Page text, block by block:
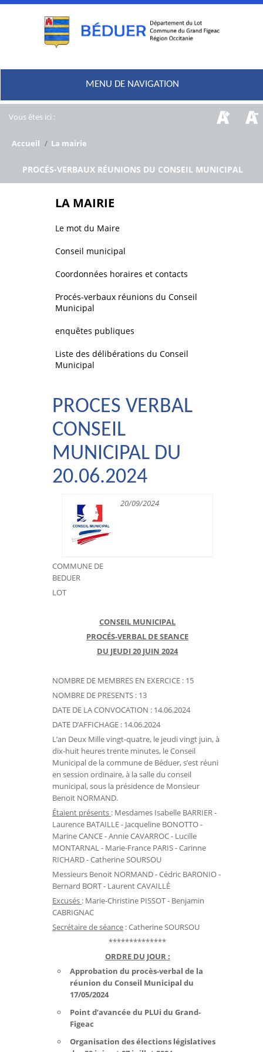
MENU DE NAVIGATION
Vous êtes ici :
Accueil / La mairie
PROCÉS-VERBAUX RÉUNIONS DU CONSEIL MUNICIPAL
LA MAIRIE
Le mot du Maire
Conseil municipal
Coordonnées horaires et contacts
Procés-verbaux réunions du Conseil
Municipal
enquêtes publiques
Liste des délibérations du Conseil
Municipal
PROCES VERBAL
CONSEIL
MUNICIPAL DU
20.06.2024
20/09/2024
COMMUNE DE
BEDUER
LOT
CONSEIL MUNICIPAL
PROCÉS-VERBAL DE SEANCE
DU JEUDI 20 JUIN 2024
NOMBRE DE MEMBRES EN EXERCICE : 15
NOMBRE DE PRESENTS : 13
DATE DE LA CONVOCATION : 14.06.2024
DATE D’AFFICHAGE : 14.06.2024
L’an Deux Mille vingt-quatre, le jeudi vingt juin, à
dix-huit heures trente minutes, le Conseil
Municipal de la commune de Béduer, s’est réuni
en session ordinaire, à la salle du conseil
municipal, sous la présidence de Monsieur
Benoit NORMAND.
Étaient présents : Mesdames Isabelle BARRIER -
Laurence BATAILLE - Jacqueline BONOTTO -
Marine CANCE - Annie CAVARROC- Lucille
MONTARNAL - Marie-France PARIS- Carinne
RICHARD - Catherine SOURSOU
Messieurs Benoit NORMAND - Cédric BARONIO -
Bernard BORT - Laurent CAVAILLÉ
Excusés : Marie-Christine PISSOT - Benjamin
CABRIGNAC
Secrétaire de séance : Catherine SOURSOU
**************
ORDRE DU JOUR :
Approbation du procès-verbal de la
réunion du Conseil Municipal du
17/05/2024
Point d’avancée du PLUi du Grand-
Figeac
Organisation des élections législatives